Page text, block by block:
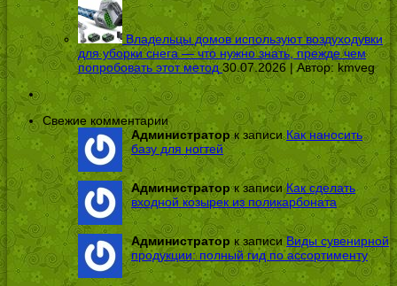
Владельцы домов используют воздуходувки
для уборки снега — что нужно знать, прежде чем
попробовать этот метод 30.07.2026 | Автор: kmveg
Свежие комментарии
Администраторк записиКак наносить
базу для ногтей
Администраторк записиКак сделать
входной козырек из поликарбоната
Администратор к записиВиды сувенирной
продукции: полный гид по ассортименту